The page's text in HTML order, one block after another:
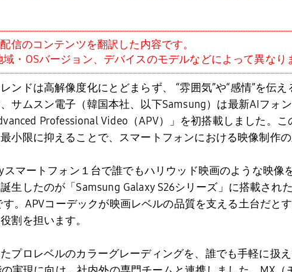
信のコンテンツを翻訳した内容です。
・OSバージョン、デバイスのモデルなどによって異なり
ンドは高解像度化にとどまらず、 “雰囲気”や“感情”を伝
サムスン電子（韓国本社、以下Samsung）は最新AIフォン
Professional Video （APV）」を初搭載しました。こ
小限に抑えることで、スマートフォンにおける映像制作
スマートフォン１台で誰でもハリウッド映画のような映像
生したのが「 Samsung Galaxy S26シリーズ」に搭載され
。 APVコーデックが映画レベルの品質を支える土台だとす
割を担います。
プロレベルのカラーグレーディングを、誰でも手軽に扱